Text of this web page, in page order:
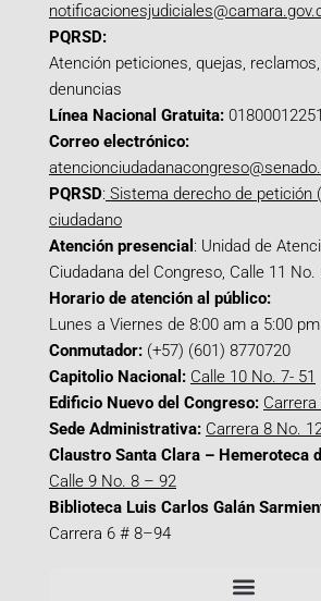
PQRSD:
Atención peticiones, quejas,
denuncias
Línea Nacional Gratuita:
Correo electrónico:
PQRSD: Sistema derecho de petición
ciudadano
Atención presencial : Unidad de
Ciudadana del Congreso, Calle 11
Horario de atención al público:
Lunes a Viernes de 8:00 am a 5:00 pm
Conmutador: (+57) (601) 8770720
Capitolio Nacional: Calle 10 No. 7- 51
Edificio Nuevo del Congreso:
Sede Administrativa: Carrera 8 No.
Claustro Santa Clara – Hemeroteca
Calle 9 No. 8 – 92
Biblioteca Luis Carlos Galán
Carrera 6 # 8–94